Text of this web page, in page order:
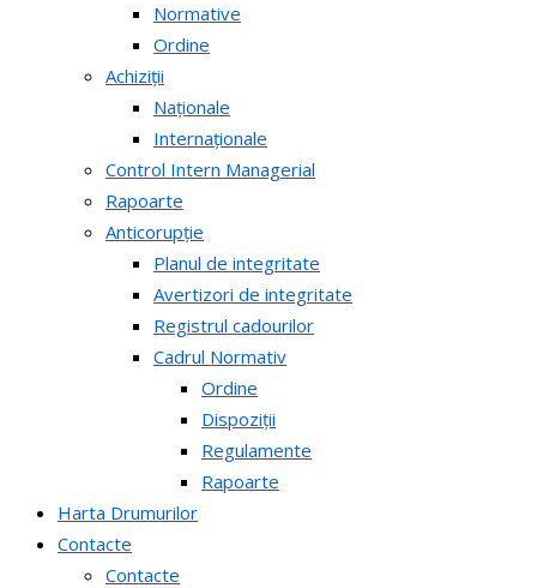
Normative
Ordine
Achiziții
Naționale
Internaționale
Control Intern Managerial
Rapoarte
Anticorupție
Planul de integritate
Avertizori de integritate
Registrul cadourilor
Cadrul Normativ
Ordine
Dispoziții
Regulamente
Rapoarte
Harta Drumurilor
Contacte
Contacte